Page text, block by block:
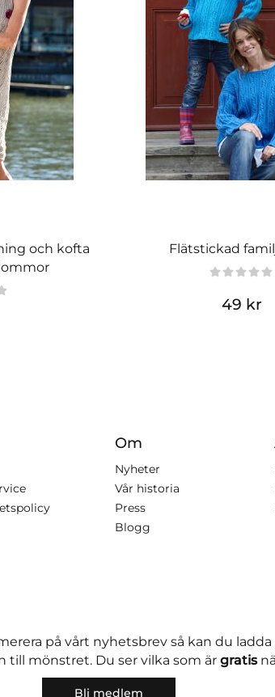
och kofta
Flätstickad
49 kr
Om
Nyheter
Vår historia
Press
Blogg
på vårt nyhetsbrev så kan du
till mönstret. Du ser vilka som är gratis
Bli medlem